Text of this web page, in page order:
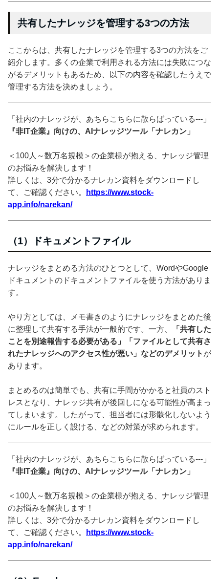
共有したナレッジを管理する3つの方法
ここからは、共有したナレッジを管理する3つの方法をご
紹介します。多くの企業で利用される方法には失敗につな
がるデメリットもあるため、以下の内容を確認したうえで
管理する方法を決めましょう。
「社内のナレッジが、あちらこちらに散らばっている---」
『非IT企業』向けの、AIナレッジツール「ナレカン」
＜100人～数万名規模＞の企業様が抱える、ナレッジ管理
のお悩みを解決します！
詳しくは、3分で分かるナレカン資料をダウンロードし
て、ご確認ください。
https://www.stock-
app.info/narekan/
（1）ドキュメントファイル
ナレッジをまとめる方法のひとつとして、WordやGoogle
ドキュメントのドキュメントファイルを使う方法がありま
す。
やり方としては、メモ書きのようにナレッジをまとめた後
に整理して共有する手法が一般的です。一方、
「共有した
ことを別途報告する必要がある」「ファイルとして共有さ
れたナレッジへのアクセス性が悪い」などのデメリット が
あります。
まとめるのは簡単でも、共有に手間がかかると社員のスト
レスとなり、ナレッジ共有が後回しになる可能性が高まっ
てしまいます。したがって、担当者には形骸化しないよう
にルールを正しく設ける、などの対策が求められます。
「社内のナレッジが、あちらこちらに散らばっている---」
『非IT企業』向けの、AIナレッジツール「ナレカン」
＜100人～数万名規模＞の企業様が抱える、ナレッジ管理
のお悩みを解決します！
詳しくは、3分で分かるナレカン資料をダウンロードし
て、ご確認ください。
https://www.stock-
app.info/narekan/